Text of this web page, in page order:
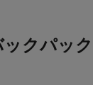
クパッ